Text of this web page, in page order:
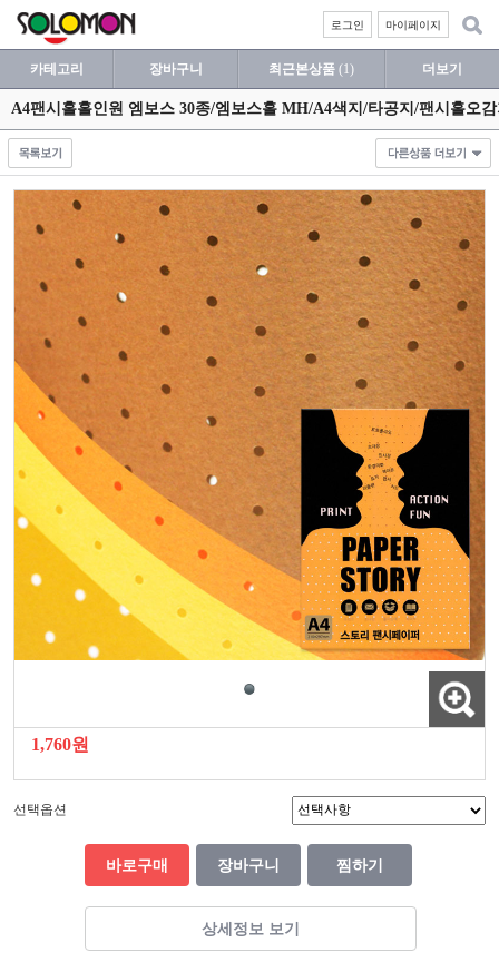
마이페이지
로그인
카테고리 장바구니 최근본상품 (1) 더보기
A4팬시홀홀인원 엠보스 30종/엠보스홀 MH/A4색지/타공지/팬시홀오
1,760원
선택옵션
바로구매 장바구니 찜하기
상세정보 보기